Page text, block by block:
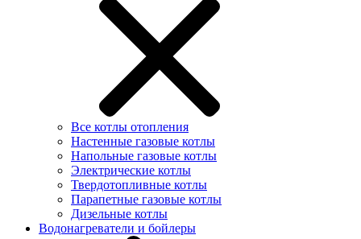
Все котлы отопления
Настенные газовые котлы
Напольные газовые котлы
Электрические котлы
Твердотопливные котлы
Парапетные газовые котлы
Дизельные котлы
Водонагреватели и бойлеры